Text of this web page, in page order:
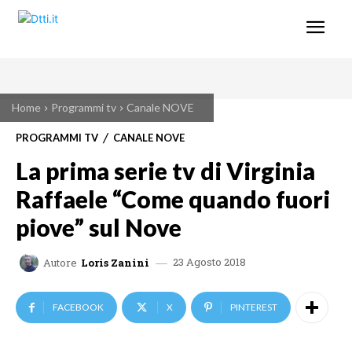
Home Programmi tv Canale NOVE
PROGRAMMI TV CANALE NOVE
La prima serie tv di Virginia
Raffaele “Come quando fuori
piove” sul Nove
Autore Loris Zanini 23 Agosto 2018
FACEBOOK X PINTEREST